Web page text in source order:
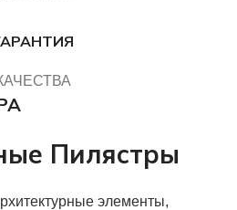
Пилястры
элементы,